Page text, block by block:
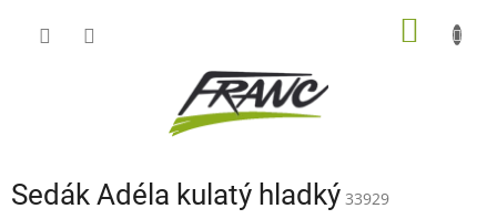
Sedák Adéla kulatý hladký 33929